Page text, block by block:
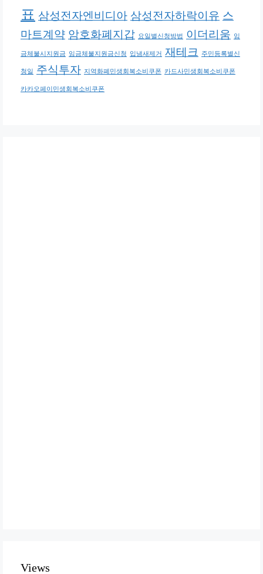
표 삼성전자엔비디아 삼성전자하락이유 스
마트계약 암호화폐지갑 요일별신청방법 이더리움 임
금체불시지원금 임금체불지원금신청 입냄새제거 재테크 주민등록별신
청일 주식투자 지역화폐민생회복소비쿠폰 카드사민생회복소비쿠폰
카카오페이민생회복소비쿠폰
Views